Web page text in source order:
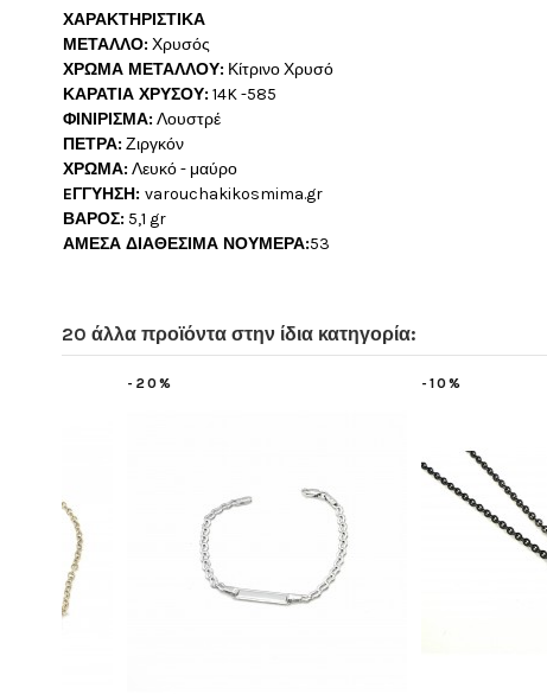
ΧΑΡΑΚΤΗΡΙΣΤΙΚΑ
ΜΕΤΑΛΛΟ: Χρυσός
ΧΡΩΜΑ ΜΕΤΑΛΛΟΥ: Κίτρινο Χρυσό
ΚΑΡΑΤΙΑ ΧΡΥΣΟΥ: 14K -585
ΦΙΝΙΡΙΣΜΑ: Λουστρέ
ΠΕΤΡΑ: Ζιργκόν
ΧΡΩΜΑ: Λευκό - μαύρο
EΓΓΥΗΣΗ: varouchakikosmima.gr
ΒΑΡΟΣ: 5,1 gr
ΑΜΕΣΑ ΔΙΑΘΕΣΙΜΑ ΝΟΥΜΕΡΑ:53
20 άλλα προϊόντα στην ίδια κατηγορία: